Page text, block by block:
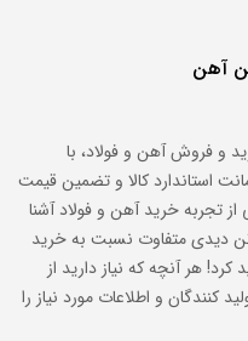
آهن
و فروش آهن و فولاد، با
استاندارد کالا و تضمین قیمت
از تجربه خرید آهن و فولاد آشنا
دیدی متفاوت نسبت به خرید
هر آنچه که نیاز دارید از
کنندگان و اطلاعات مورد نیاز را